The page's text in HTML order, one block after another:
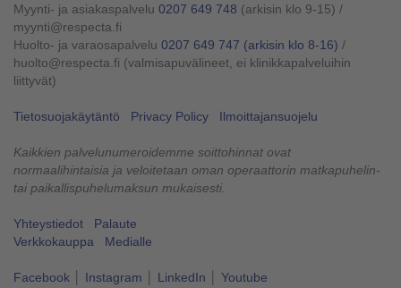
Myynti- ja asiakaspalvelu 0207 649 748 (arkisin klo 9-15) /
myynti@respecta.fi
Huolto- ja varaosapalvelu 0207 649 747 (arkisin klo 8-16) /
huolto@respecta.fi (valmisapuvälineet, ei klinikkapalveluihin
liittyvät)
Tietosuojakäytäntö Privacy Policy Ilmoittajansuojelu
Kaikkien palvelunumeroidemme soittohinnat ovat
normaalihintaisia ja veloitetaan oman operaattorin matkapuhelin-
tai paikallispuhelumaksun mukaisesti.
Yhteystiedot
Palaute
Verkkokauppa
Medialle
Facebook Instagram LinkedIn Youtube